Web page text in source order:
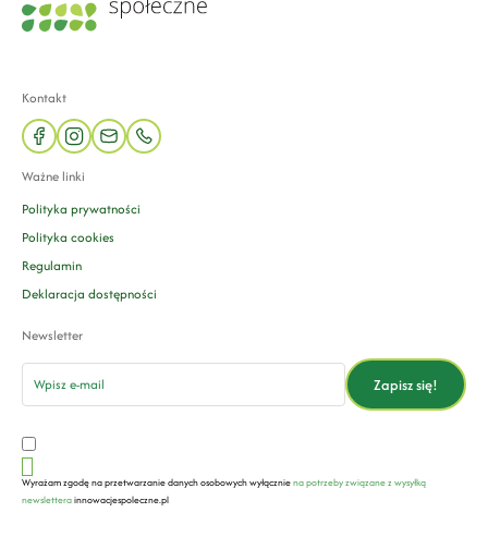
Kontakt
facebookinstagram
mail phone
Ważne linki
Polityka prywatności
Polityka cookies
Regulamin
Deklaracja dostępności
Newsletter
email
Zapisz się!
Wyrażam zgodę na przetwarzanie danych osobowych wyłączniena potrzeby związane z wysyłką
newsletterainnowacjespoleczne.pl